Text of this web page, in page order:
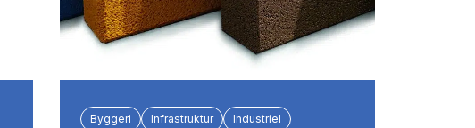
Byggeri Infrastruktur Industriel